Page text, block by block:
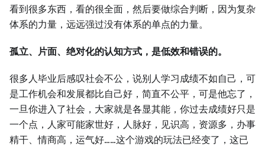
看到很多东西，看的很全面，然后要做综合判断，因为复杂
体系的力量，远远强过没有体系的单点的力量。
孤立、片面、绝对化的认知方式，是低效和错误的。
很多人毕业后感叹社会不公，说别人学习成绩不如自己，可
是工作机会和发展都比自己好，简直不公平，可是他忘了，
一旦你进入了社会，大家就是各显其能，你过去成绩好只是
一个点，人家可能家世好，人脉好，见识高，资源多，办事
精干、情商高，运气好……这个游戏的玩法已经变了，这已